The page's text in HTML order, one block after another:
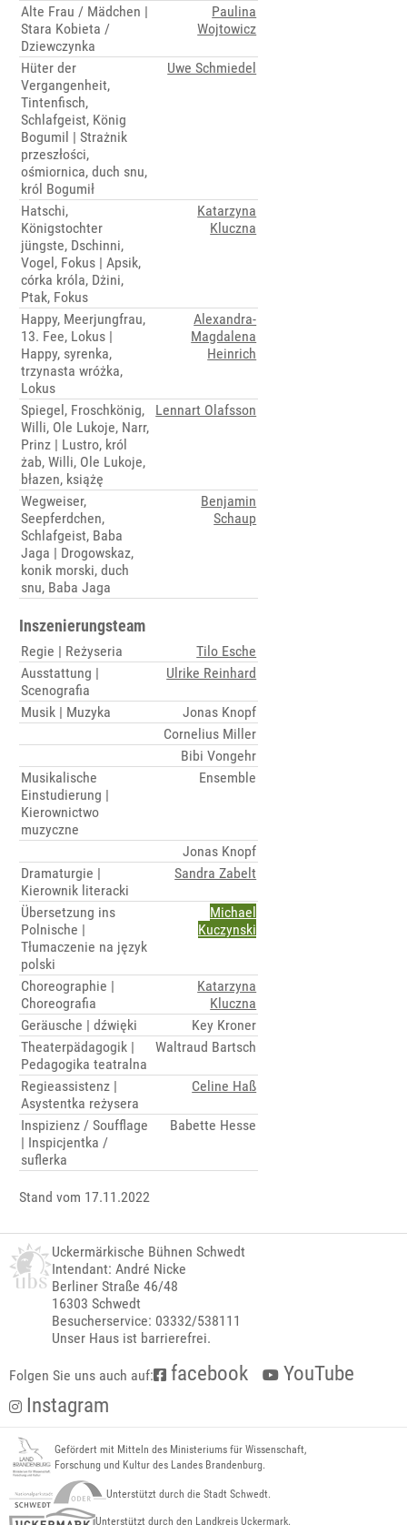
Alte Frau / Mädchen |
Stara Kobieta /
Dziewczynka
Paulina
Wojtowicz
Hüter der
Vergangenheit,
Tintenfisch,
Schlafgeist, König
Bogumil | Strażnik
przeszłości,
ośmiornica, duch snu,
król Bogumił
Uwe Schmiedel
Hatschi,
Königstochter
jüngste, Dschinni,
Vogel, Fokus | Apsik,
córka króla, Dżini,
Ptak, Fokus
Katarzyna
Kluczna
Happy, Meerjungfrau,
13. Fee, Lokus |
Happy, syrenka,
trzynasta wróżka,
Lokus
Alexandra-
Magdalena
Heinrich
Spiegel, Froschkönig,
Willi, Ole Lukoje, Narr,
Prinz | Lustro, król
żab, Willi, Ole Lukoje,
błazen, książę
Lennart Olafsson
Wegweiser,
Seepferdchen,
Schlafgeist, Baba
Jaga | Drogowskaz,
konik morski, duch
snu, Baba Jaga
Benjamin
Schaup
Inszenierungsteam
Regie | Reżyseria
Tilo Esche
Ausstattung |
Scenografia
Ulrike Reinhard
Musik | Muzyka
Jonas Knopf
Cornelius Miller
Bibi Vongehr
Musikalische
Einstudierung |
Kierownictwo
muzyczne
Ensemble
Jonas Knopf
Dramaturgie |
Kierownik literacki
Sandra Zabelt
Übersetzung ins
Polnische |
Tłumaczenie na język
polski
Michael
Kuczynski
Choreographie |
Choreografia
Katarzyna
Kluczna
Geräusche | dźwięki
Key Kroner
Theaterpädagogik |
Pedagogika teatralna
Waltraud Bartsch
Regieassistenz |
Asystentka reżysera
Celine Haß
Inspizienz / Soufflage
| Inspicjentka /
suflerka
Babette Hesse
Stand vom 17.11.2022
Uckermärkische Bühnen Schwedt
Intendant: André Nicke
Berliner Straße 46/48
16303 Schwedt
Besucherservice: 03332/538111
Unser Haus ist barrierefrei.
Folgen Sie uns auch auf: facebook
YouTube
Instagram
Gefördert mit Mitteln des Ministeriums für Wissenschaft,
Forschung und Kultur des Landes Brandenburg.
Unterstützt durch die Stadt Schwedt.
Unterstützt durch den Landkreis Uckermark.